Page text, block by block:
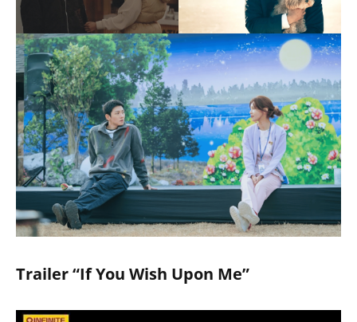
Trailer “If You Wish Upon Me”